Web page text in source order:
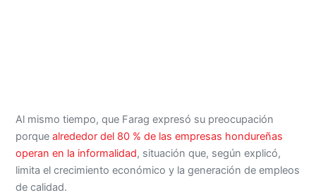
Al mismo tiempo, que Farag expresó su preocupación
porquealrededor del 80 % de las empresas hondureñas
operan en la informalidad, situación que, según explicó,
limita el crecimiento económico y la generación de empleos
de calidad.